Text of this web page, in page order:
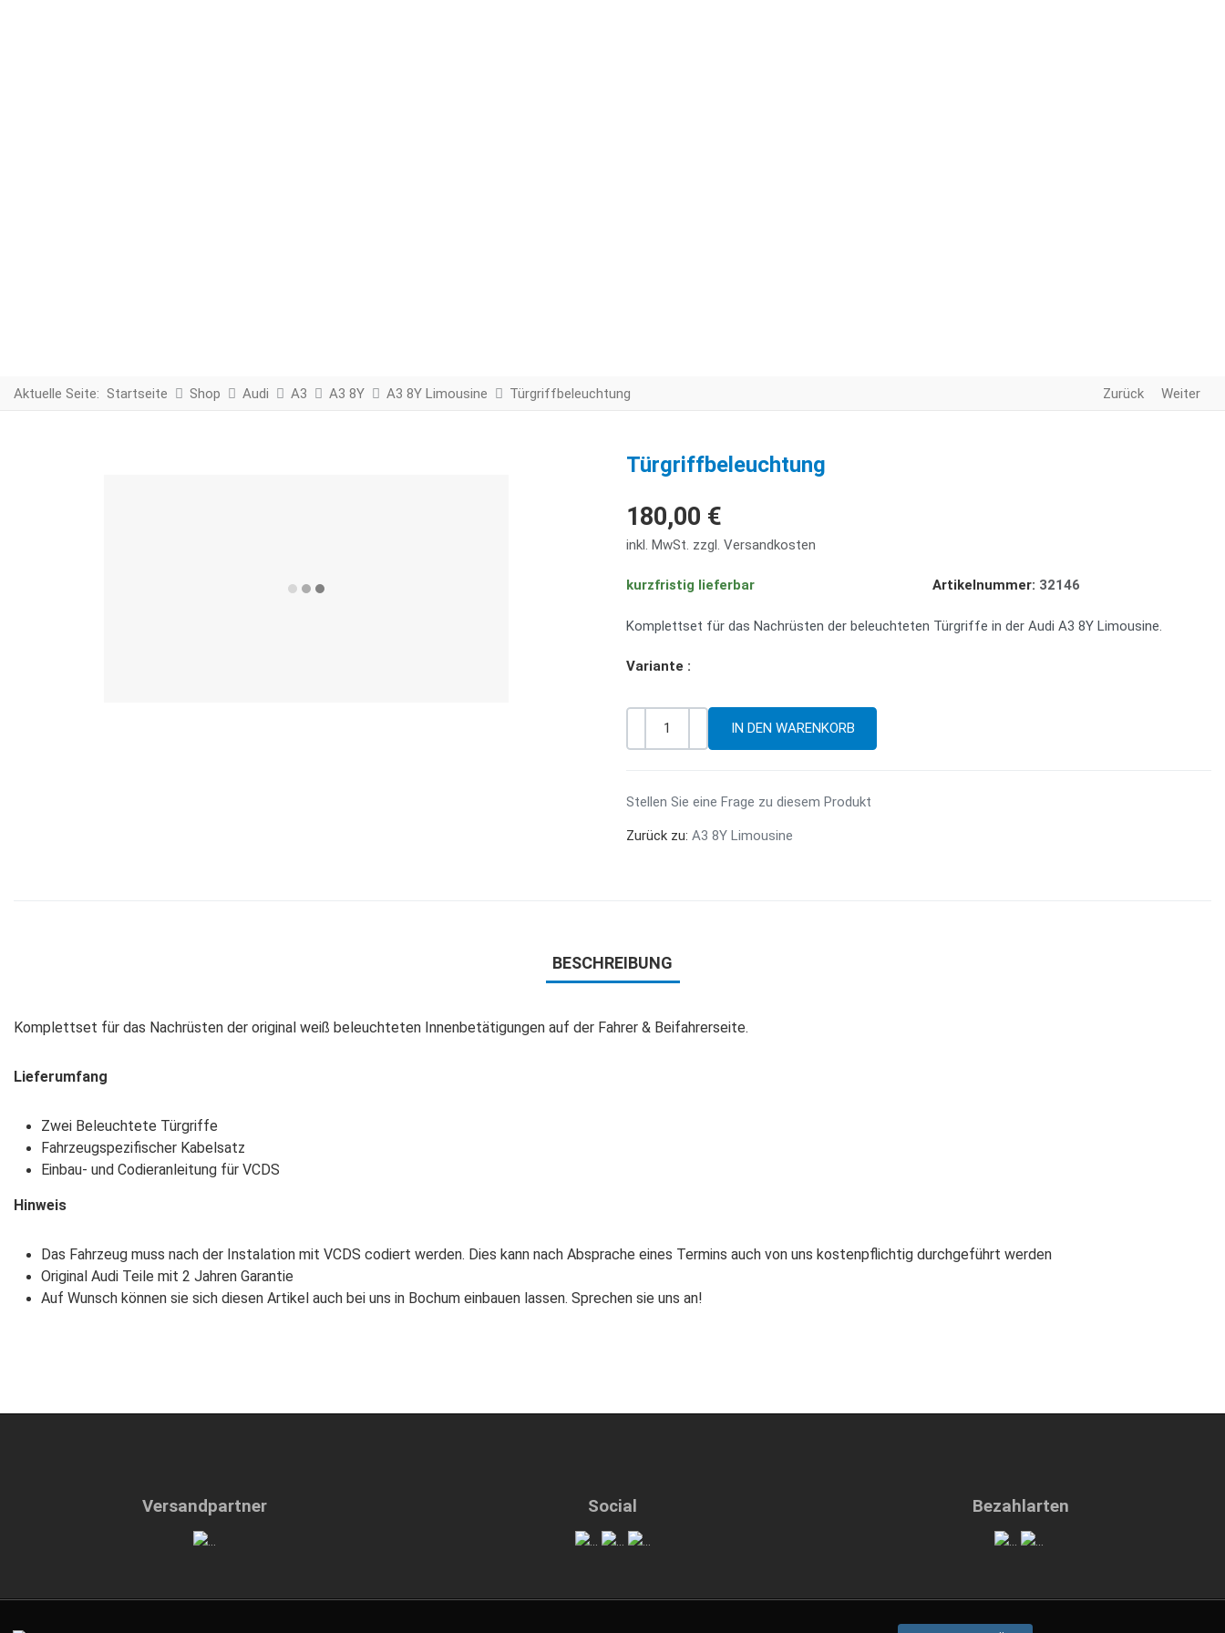
Aktuelle Seite: Startseite Shop Audi A3 A3 8Y A3 8Y Limousine Türgriffbeleuchtung Zurück Weiter
Türgriffbeleuchtung
180,00 €
inkl. MwSt. zzgl. Versandkosten
kurzfristig lieferbar Artikelnummer: 32146
Komplettset für das Nachrüsten der beleuchteten Türgriffe in der Audi A3 8Y Limousine.
Variante :
Stellen Sie eine Frage zu diesem Produkt
Zurück zu: A3 8Y Limousine
BESCHREIBUNG
Komplettset für das Nachrüsten der original weiß beleuchteten Innenbetätigungen auf der Fahrer & Beifahrerseite.
Lieferumfang
Zwei Beleuchtete Türgriffe
Fahrzeugspezifischer Kabelsatz
Einbau- und Codieranleitung für VCDS
Hinweis
Das Fahrzeug muss nach der Instalation mit VCDS codiert werden. Dies kann nach Absprache eines Termins auch von uns kostenpflichtig durchgeführt werden
Original Audi Teile mit 2 Jahren Garantie
Auf Wunsch können sie sich diesen Artikel auch bei uns in Bochum einbauen lassen. Sprechen sie uns an!
Versandpartner Social Bezahlarten